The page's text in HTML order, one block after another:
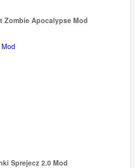
Zombie Apocalypse Mod
Sprejecz 2.0 Mod